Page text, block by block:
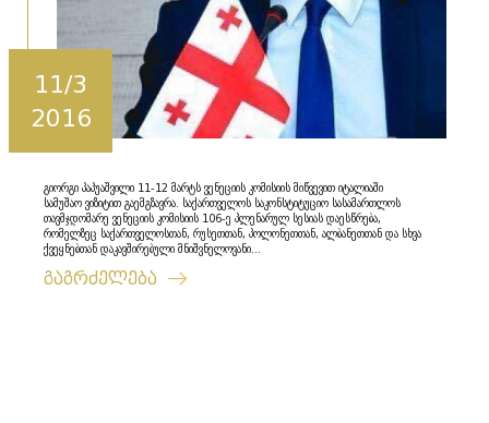
11/3
2016
გიორგი პაპუაშვილი 11-12 მარტს ვენეციის კომისიის მიწვევით იტალიაში
სამუშაო ვიზიტით გაემგზავრა. საქართველოს საკონსტიტუციო სასამართლოს
თავმჯდომარე ვენეციის კომისიის 106-ე პლენარულ სესიას დაესწრება,
რომელზეც საქართველოსთან, რუსეთთან, პოლონეთთან, ალბანეთთან და სხვა
ქვეყნებთან დაკავშირებული მნიშვნელოვანი...
გაგრძელება